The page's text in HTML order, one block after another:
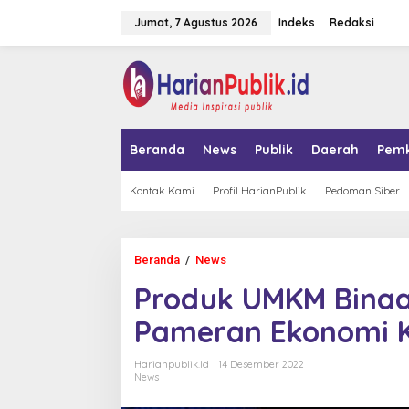
Jumat, 7 Agustus 2026 Indeks Redaksi
Beranda News Publik Daerah
Kontak Kami Profil HarianPublik Pedoman Siber
Beranda / News
o
d
u
k
U
Produk UMKM
Pameran Ekonomi
Harianpublik.id
14 Desember 2022
News